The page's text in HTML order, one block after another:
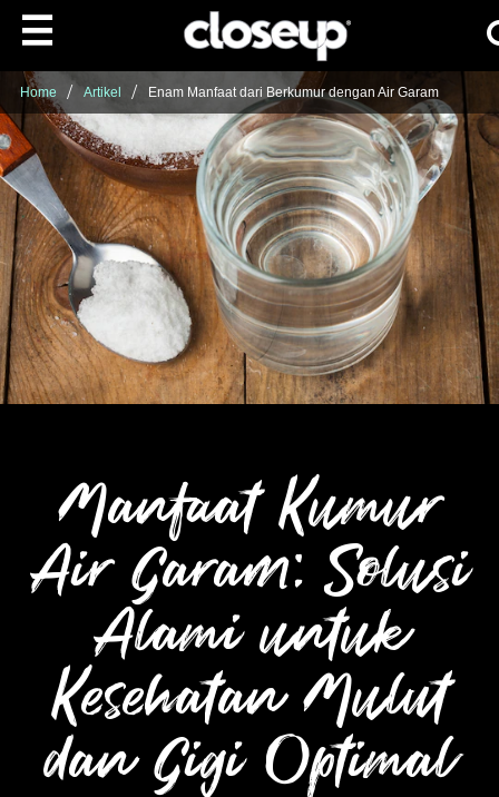
Skip to content
Home Artikel Enam Manfaat dari Berkumur dengan Air Garam
Manfaat Kumur
Air Garam: Solusi
Alami untuk
Kesehatan Mulut
dan Gigi Optimal